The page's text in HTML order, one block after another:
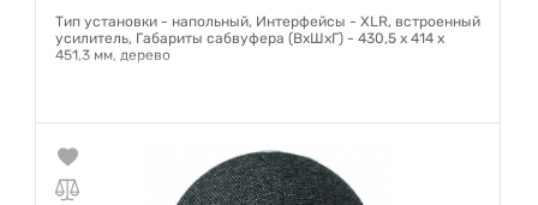
Тип установки - напольный, Интерфейсы - XLR, встроенный
усилитель, Габариты сабвуфера (ВхШхГ) - 430,5 x 414 x
451,3 мм, дерево